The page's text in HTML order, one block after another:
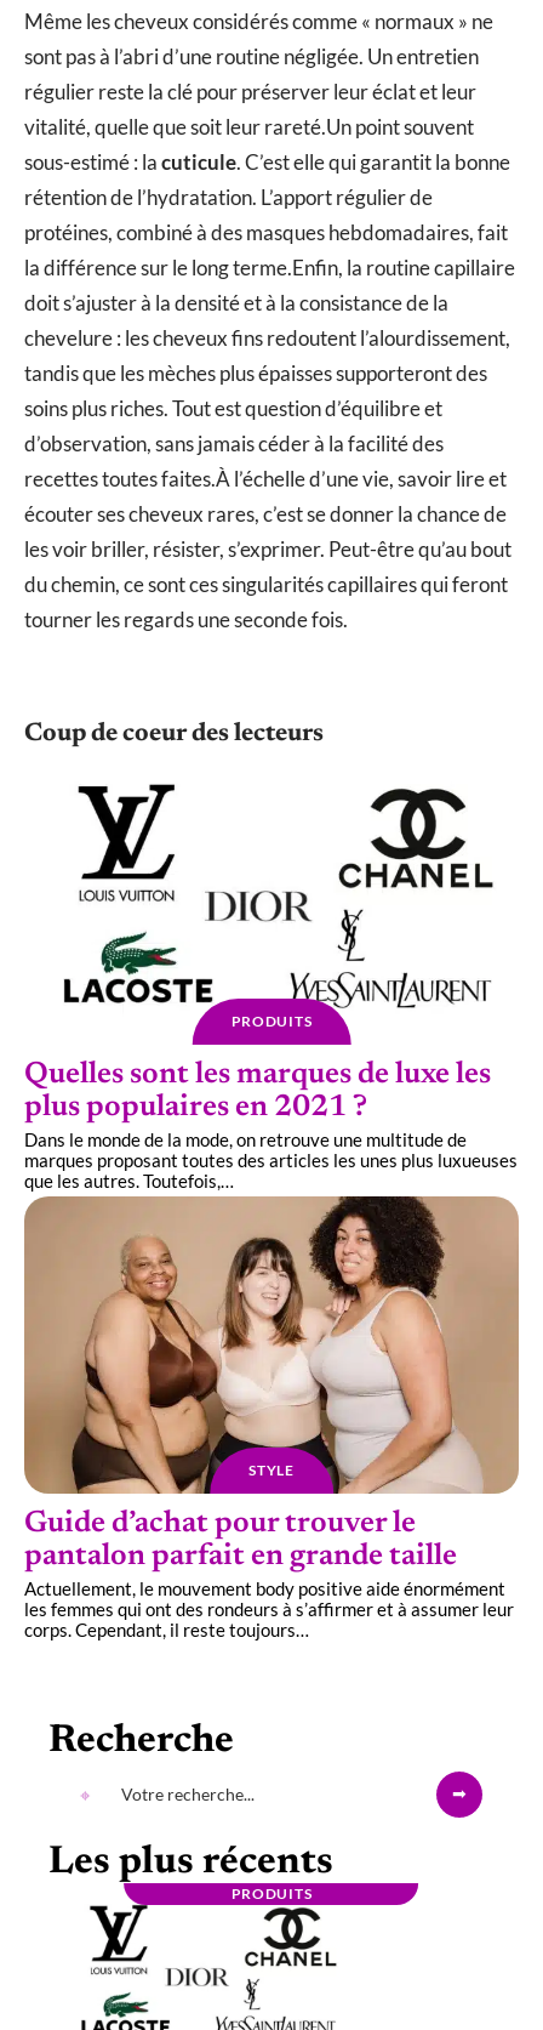
Même les cheveux considérés comme « normaux » ne
sont pas à l’abri d’une routine négligée. Un entretien
régulier reste la clé pour préserver leur éclat et leur
vitalité, quelle que soit leur rareté.Un point souvent
sous-estimé : lacuticule. C’est elle qui garantit la bonne
rétention de l’hydratation. L’apport régulier de
protéines, combiné à des masques hebdomadaires, fait
la différence sur le long terme.Enfin, la routine capillaire
doit s’ajuster à la densité et à la consistance de la
chevelure : les cheveux fins redoutent l’alourdissement,
tandis que les mèches plus épaisses supporteront des
soins plus riches. Tout est question d’équilibre et
d’observation, sans jamais céder à la facilité des
recettes toutes faites.À l’échelle d’une vie, savoir lire et
écouter ses cheveux rares, c’est se donner la chance de
les voir briller, résister, s’exprimer. Peut-être qu’au bout
du chemin, ce sont ces singularités capillaires qui feront
tourner les regards une seconde fois.
Coup de coeur des lecteurs
PRODUITS
Quelles sont les marques de luxe les
plus populaires en 2021 ?
Dans le monde de la mode, on retrouve une multitude de
marques proposant toutes des articles les unes plus luxueuses
que les autres. Toutefois,…
STYLE
Guide d’achat pour trouver le
pantalon parfait en grande taille
Actuellement, le mouvement body positive aide énormément
les femmes qui ont des rondeurs à s’affirmer et à assumer leur
corps. Cependant, il reste toujours…
Recherche
Les plus récents
PRODUITS